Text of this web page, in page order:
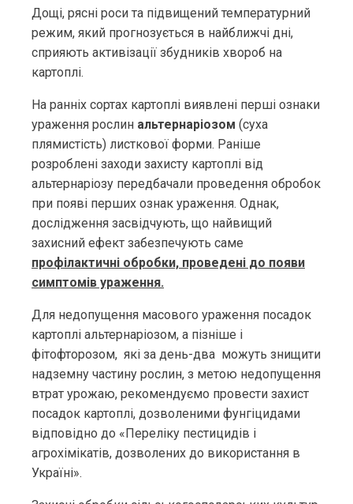
Дощі, рясні роси та підвищений температурний
режим, який прогнозується в найближчі дні,
сприяють активізації збудників хвороб на
картоплі.
На ранніх сортах картоплі виявлені перші ознаки
ураження рослин альтернаріозом (суха
плямистість) листкової форми. Раніше
розроблені заходи захисту картоплі від
альтернаріозу передбачали проведення обробок
при появі перших ознак ураження. Однак,
дослідження засвідчують, що найвищий
захисний ефект забезпечують саме
профілактичні обробки, проведені до появи
симптомів ураження.
Для недопущення масового ураження посадок
картоплі альтернаріозом, а пізніше і
фітофторозом, які за день-два можуть знищити
надземну частину рослин, з метою недопущення
втрат урожаю, рекомендуємо провести захист
посадок картоплі, дозволеними фунгіцидами
відповідно до «Переліку пестицидів і
агрохімікатів, дозволених до використання в
Україні».